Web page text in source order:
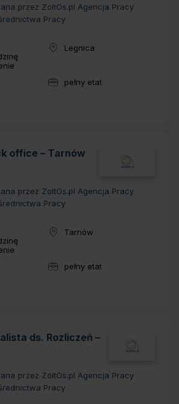
przez ZoltOs.pl Agencja Pracy
Pracy
Lokalizacja:
Legnica
Wymiar pracy:
pełny etat
office – Tarnów
przez ZoltOs.pl Agencja Pracy
Pracy
Lokalizacja:
Tarnów
Wymiar pracy:
pełny etat
ds. Rozliczeń –
przez ZoltOs.pl Agencja Pracy
Pracy